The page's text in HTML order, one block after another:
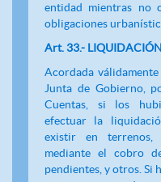
entidad mientras no
obligaciones
Art. 33.-
Acordada
Junta de Gobierno,
Cuentas, si los
efectuar la
existir en terrenos,
mediante el cobro
pendientes, y otros.